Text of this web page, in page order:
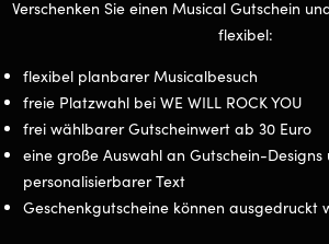
Verschenken Sie einen Musical Gutschein
flexibel:
flexibel planbarer Musicalbesuch
freie Platzwahl bei WE WILL ROCK YOU
frei wählbarer Gutscheinwert ab 30 Euro
eine große Auswahl an Gutschein-Designs
personalisierbarer Text
Geschenkgutscheine können ausgedruckt